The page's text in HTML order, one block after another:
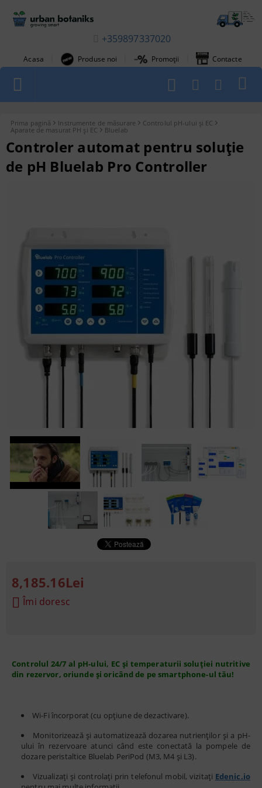
+359897337020
Acasa Produse noi Promoții Contacte
1
Prima pagină Instrumente de măsurare
Controlul pH-ului și EC
Aparate de masurat PH și EC
Bluelab
Controler automat pentru soluție
de pH Bluelab Pro Controller
Controlul 24/7 al pH-ului, EC și temperaturii soluției nutritive
din rezervor, oriunde și oricând de pe smartphone-ul tău!
Wi-Fi încorporat (cu opțiune de dezactivare).
Monitorizează și automatizează dozarea nutrienților și a pH-
ului în rezervoare atunci când este conectată la pompele de
dozare peristaltice Bluelab PeriPod (M3, M4 și L3).
Vizualizați și controlați prin telefonul mobil, vizitați Edenic.io
8,185.16Lei
Îmi doresc